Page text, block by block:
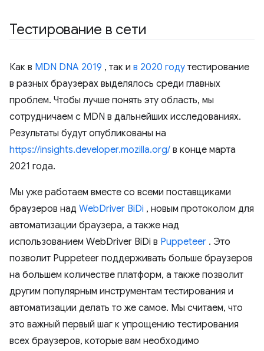
Тестирование в сети
Как в MDN DNA 2019 , так и в 2020 году тестирование
в разных браузерах выделялось среди главных
проблем. Чтобы лучше понять эту область, мы
сотрудничаем с MDN в дальнейших исследованиях.
Результаты будут опубликованы на
https://insights.developer.mozilla.org/ в конце марта
2021 года.
Мы уже работаем вместе со всеми поставщиками
браузеров над WebDriver BiDi , новым протоколом для
автоматизации браузера, а также над
использованием WebDriver BiDi в Puppeteer . Это
позволит Puppeteer поддерживать больше браузеров
на большем количестве платформ, а также позволит
другим популярным инструментам тестирования и
автоматизации делать то же самое. Мы считаем, что
это важный первый шаг к упрощению тестирования
всех браузеров, которые вам необходимо